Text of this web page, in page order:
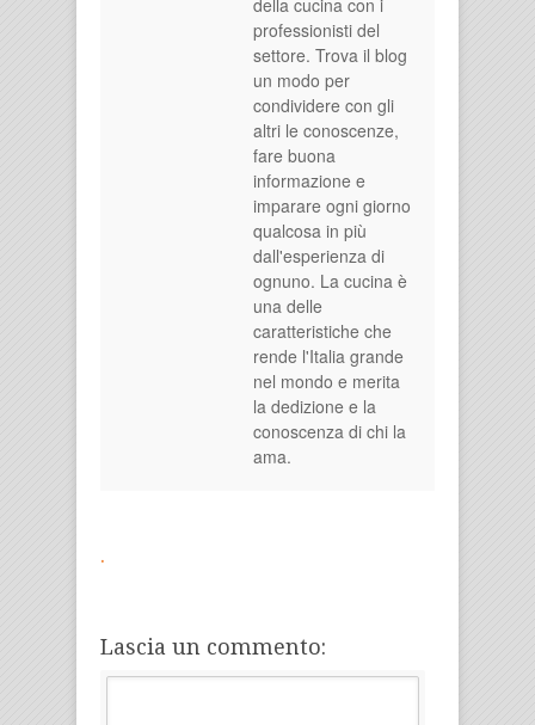
professionisti del
settore. Trova il blog
un modo per
condividere con gli
altri le conoscenze,
fare buona
informazione e
imparare ogni giorno
qualcosa in più
dall'esperienza di
ognuno. La cucina è
una delle
caratteristiche che
rende l'Italia grande
nel mondo e merita
la dedizione e la
conoscenza di chi la
ama.
.
Lascia un commento: